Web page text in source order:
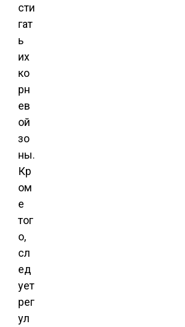
сти
гат
ь
их
ко
рн
ев
ой
зо
ны.
Кр
ом
е
тог
о,
сл
ед
ует
рег
ул